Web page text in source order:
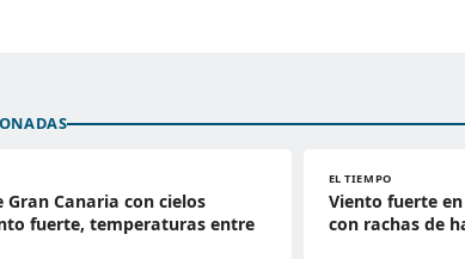
Gran Canaria con cielos
fuerte, temperaturas entre
EL TIEMPO
Viento fuerte
con rachas de